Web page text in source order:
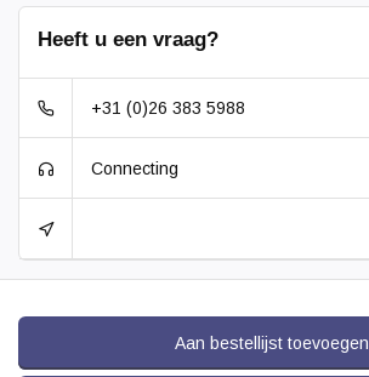
Heeft u een vraag?
+31 (0)26 383 5988
Connecting
Aan bestellijst toevoegen